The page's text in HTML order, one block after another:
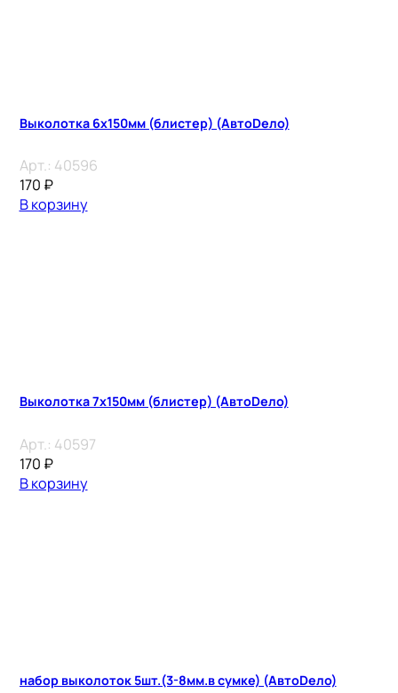
Выколотка 6х150мм (блистер) (АвтоDело)
Арт.: 40596
170 ₽
В корзину
Выколотка 7х150мм (блистер) (АвтоDело)
Арт.: 40597
170 ₽
В корзину
набор выколоток 5шт.(3-8мм.в сумке) (АвтоDело)